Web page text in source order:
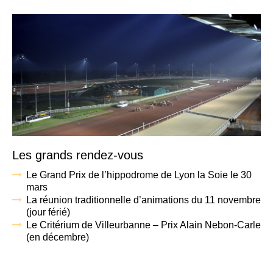
Les grands rendez-vous
Le Grand Prix de l’hippodrome de Lyon la Soie le 30
mars
La réunion traditionnelle d’animations du 11 novembre
(jour férié)
Le Critérium de Villeurbanne – Prix Alain Nebon-Carle
(en décembre)